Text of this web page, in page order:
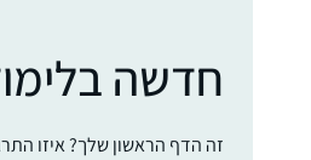
חדשה
זה הדף הראשון שלך? איזו